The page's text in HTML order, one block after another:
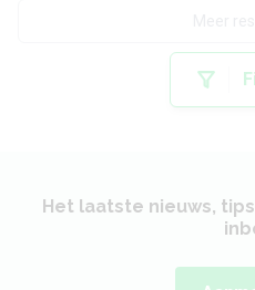
Het laatste nieuws,